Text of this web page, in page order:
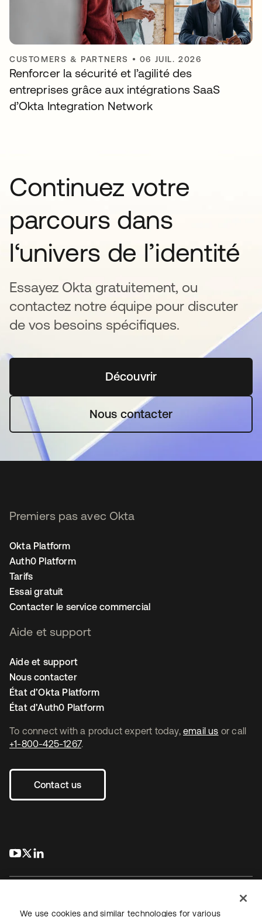
CUSTOMERS & PARTNERS • 06 JUIL. 2026
Renforcer la sécurité et l’agilité des
entreprises grâce aux intégrations SaaS
d’Okta Integration Network
Continuez votre
parcours dans
l‘univers de l’identité
Essayez Okta gratuitement, ou
contactez notre équipe pour discuter
de vos besoins spécifiques.
Découvrirs’ouvre dans un nouvel
Nous contacter
To connect with a product expert today, email us or call
+1-800-425-1267.
Contact us
s’ouvre dans un nouvel onglet
s’ouvre dans un nouvel onglet
Premiers pas avec Okta
Okta Platform
Auth0 Platform
Tarifs
Essai gratuit
Contacter le service commercial
Aide et support
Aide et support
Nous contacter
État d’Okta Platform
État d’Auth0 Platform
We use cookies and similar technologies for various